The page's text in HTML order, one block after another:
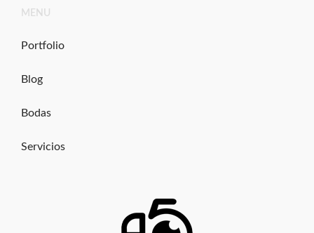
contenido
MENU
Portfolio
Blog
Bodas
Servicios